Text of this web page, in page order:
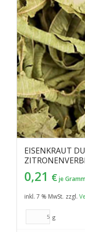
EISENKRAUT
0,21 € je Gramm
inkl. 7 % MwSt. zzgl.
g